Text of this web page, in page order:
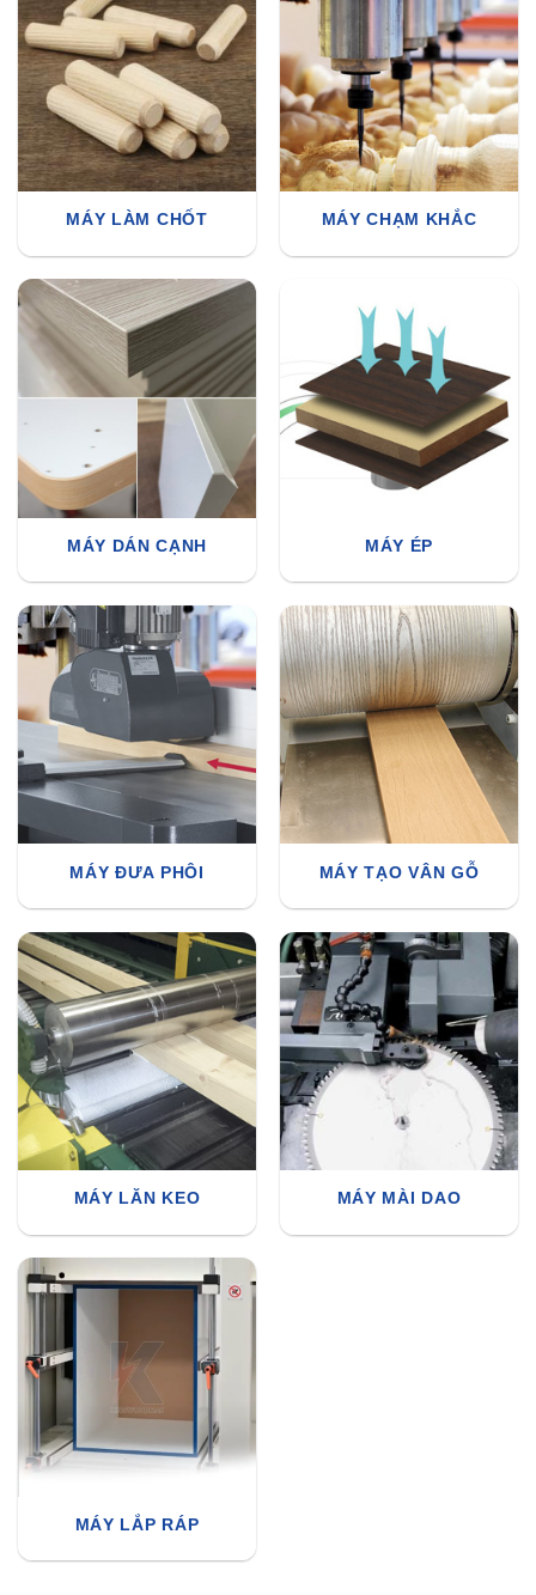
MÁY LÀM CHỐT MÁY CHẠM KHẮC
MÁY DÁN CẠNH MÁY ÉP
MÁY ĐƯA PHÔI MÁY TẠO VÂN GỖ
MÁY LĂN KEO MÁY MÀI DAO
MÁY LẮP RÁP